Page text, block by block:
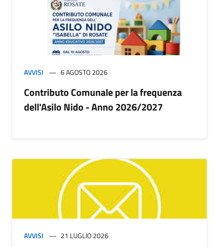
AVVISI 6 AGOSTO 2026
Contributo Comunale per la frequenza
dell'Asilo Nido - Anno 2026/2027
AVVISI 21 LUGLIO 2026